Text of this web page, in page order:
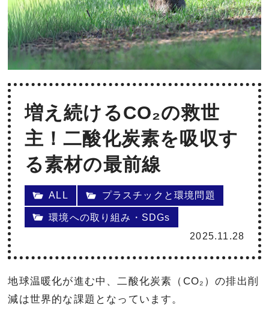
増え続けるCO₂の救世
主！二酸化炭素を吸収す
る素材の最前線
ALL プラスチックと環境問題
環境への取り組み・SDGs
2025.11.28
地球温暖化が進む中、二酸化炭素（CO₂）の排出削
減は世界的な課題となっています。